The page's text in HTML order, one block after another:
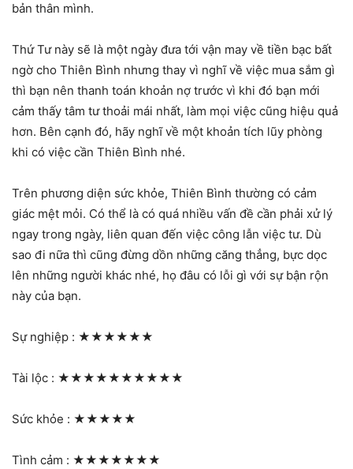
bản thân mình.
Thứ Tư này sẽ là một ngày đưa tới vận may về tiền bạc bất
ngờ cho Thiên Bình nhưng thay vì nghĩ về việc mua sắm gì
thì bạn nên thanh toán khoản nợ trước vì khi đó bạn mới
cảm thấy tâm tư thoải mái nhất, làm mọi việc cũng hiệu quả
hơn. Bên cạnh đó, hãy nghĩ về một khoản tích lũy phòng
khi có việc cần Thiên Bình nhé.
Trên phương diện sức khỏe, Thiên Bình thường có cảm
giác mệt mỏi. Có thể là có quá nhiều vấn đề cần phải xử lý
ngay trong ngày, liên quan đến việc công lẫn việc tư. Dù
sao đi nữa thì cũng đừng dồn những căng thẳng, bực dọc
lên những người khác nhé, họ đâu có lỗi gì với sự bận rộn
này của bạn.
Sự nghiệp : ★★★★★★
Tài lộc : ★★★★★★★★★★
Sức khỏe : ★★★★★
Tình cảm : ★★★★★★★